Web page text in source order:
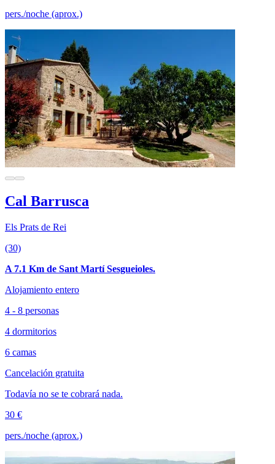
pers./noche (aprox.)
Cal Barrusca
Els Prats de Rei
(30)
A 7.1 Km de Sant Martí Sesgueioles.
Alojamiento entero
4 - 8 personas
4 dormitorios
6 camas
Cancelación gratuita
Todavía no se te cobrará nada.
30 €
pers./noche (aprox.)